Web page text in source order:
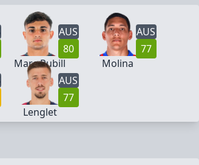
AUS
80
Marc Pubill
AUS
77
Molina
AUS
77
Lenglet